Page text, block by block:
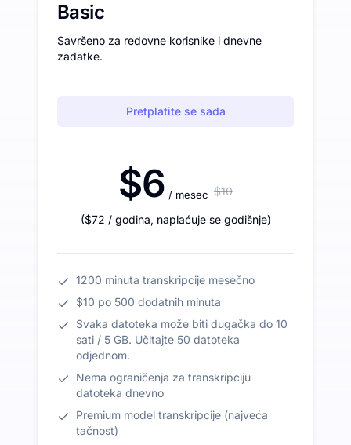
Basic
Savršeno za redovne korisnike i dnevne
zadatke.
Pretplatite se sada
$6 / mesec $10
($72 / godina, naplaćuje se godišnje)
1200 minuta transkripcije mesečno
$10 po 500 dodatnih minuta
Svaka datoteka može biti dugačka do 10
sati / 5 GB. Učitajte 50 datoteka
odjednom.
Nema ograničenja za transkripciju
datoteka dnevno
Premium model transkripcije (najveća
tačnost)